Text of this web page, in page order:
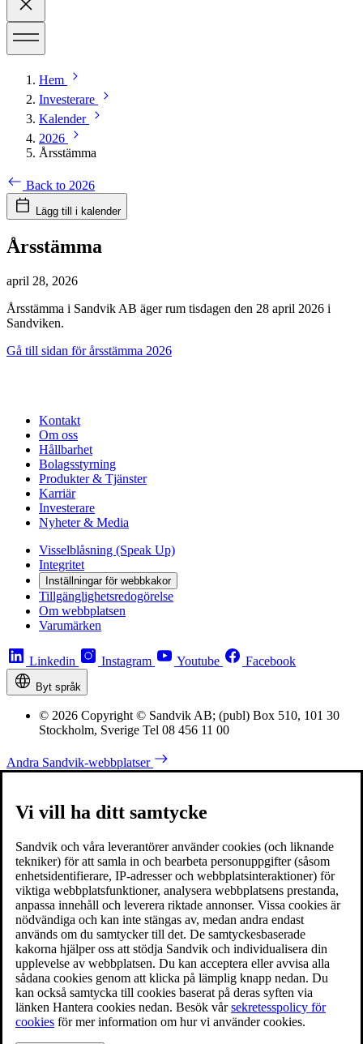
Hem
Investerare
Kalender
2026
Årsstämma
Back to 2026
Lägg till i kalender
Årsstämma
april 28, 2026
Årsstämma i Sandvik AB äger rum tisdagen den 28 april 2026 i
Sandviken.
Gå till sidan för årsstämma 2026
Kontakt
Om oss
Hållbarhet
Bolagsstyrning
Produkter & Tjänster
Karriär
Investerare
Nyheter & Media
Visselblåsning (Speak Up)
Integritet
Inställningar för webbkakor
Tillgänglighetsredogörelse
Om webbplatsen
Varumärken
Linkedin Instagram Youtube Facebook
Byt språk
© 2026 Copyright © Sandvik AB; (publ) Box 510, 101 30
Stockholm, Sverige Tel 08 456 11 00
Andra Sandvik-webbplatser
Vi vill ha ditt samtycke
Sandvik och våra leverantörer använder cookies (och liknande
tekniker) för att samla in och bearbeta personuppgifter (såsom
enhetsidentifierare, IP-adresser och webbplatsinteraktioner) för
viktiga webbplatsfunktioner, analysera webbplatsens prestanda,
anpassa innehåll och leverera riktade annonser. Vissa cookies är
nödvändiga och kan inte stängas av, medan andra endast
används om du samtycker till det. De samtyckesbaserade
kakorna hjälper oss att stödja Sandvik och individualisera din
upplevelse av webbplatsen. Du kan acceptera eller avvisa alla
sådana cookies genom att klicka på lämplig knapp nedan. Du
kan också samtycka till cookies baserat på deras syften via
länken Hantera cookies nedan. Besök vårsekretesspolicy för
cookies för mer information om hur vi använder cookies.